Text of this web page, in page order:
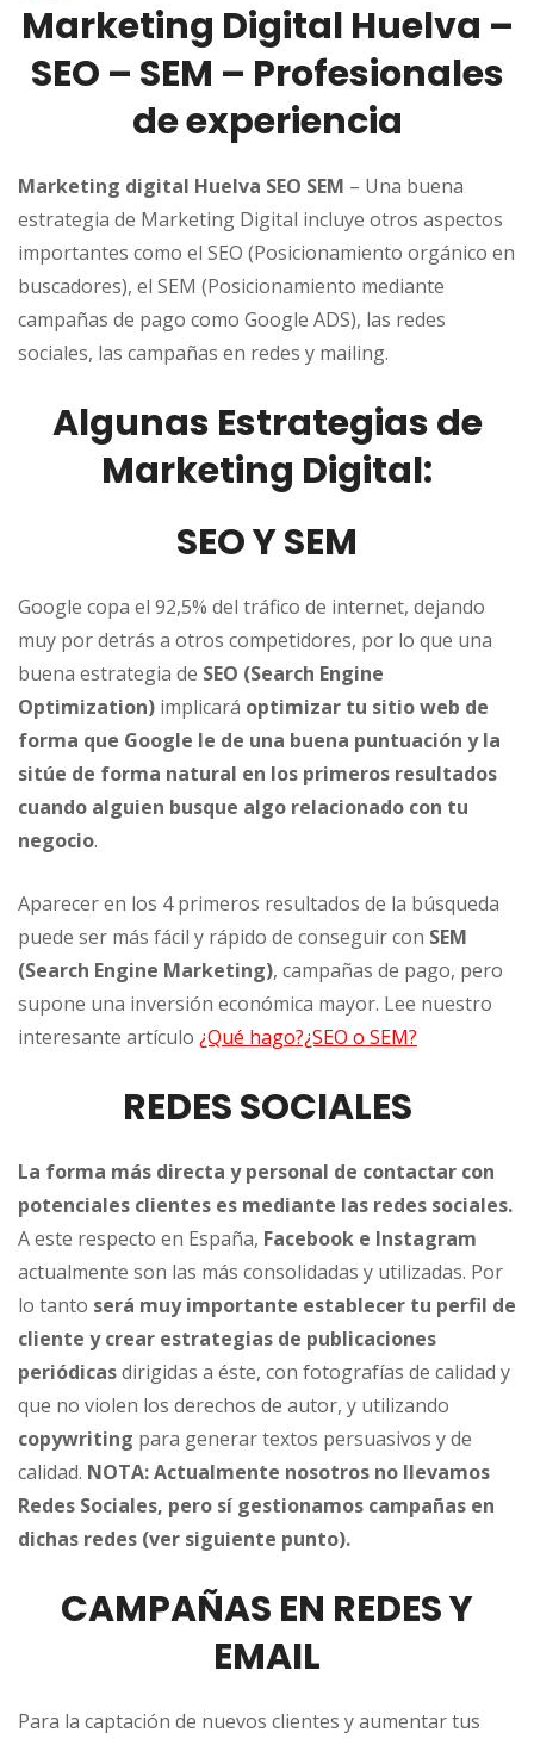
Marketing Digital Huelva –
SEO – SEM – Profesionales
de experiencia
Marketing digital Huelva SEO SEM – Una buena
estrategia de Marketing Digital incluye otros aspectos
importantes como el SEO (Posicionamiento orgánico en
buscadores), el SEM (Posicionamiento mediante
campañas de pago como Google ADS), las redes
sociales, las campañas en redes y mailing.
Algunas Estrategias de
Marketing Digital:
SEO Y SEM
Google copa el 92,5% del tráfico de internet, dejando
muy por detrás a otros competidores, por lo que una
buena estrategia de SEO (Search Engine
Optimization) implicará optimizar tu sitio web de
forma que Google le de una buena puntuación y la
sitúe de forma natural en los primeros resultados
cuando alguien busque algo relacionado con tu
negocio.
Aparecer en los 4 primeros resultados de la búsqueda
puede ser más fácil y rápido de conseguir con SEM
(Search Engine Marketing), campañas de pago, pero
supone una inversión económica mayor. Lee nuestro
interesante artículo ¿Qué hago?¿SEO o SEM?
REDES SOCIALES
La forma más directa y personal de contactar con
potenciales clientes es mediante las redes sociales.
A este respecto en España, Facebook e Instagram
actualmente son las más consolidadas y utilizadas. Por
lo tanto será muy importante establecer tu perfil de
cliente y crear estrategias de publicaciones
periódicasdirigidas a éste, con fotografías de calidad y
que no violen los derechos de autor, y utilizando
copywriting para generar textos persuasivos y de
calidad. NOTA: Actualmente nosotros no llevamos
Redes Sociales, pero sí gestionamos campañas en
dichas redes (ver siguiente punto).
CAMPAÑAS EN REDES Y
EMAIL
Para la captación de nuevos clientes y aumentar tus